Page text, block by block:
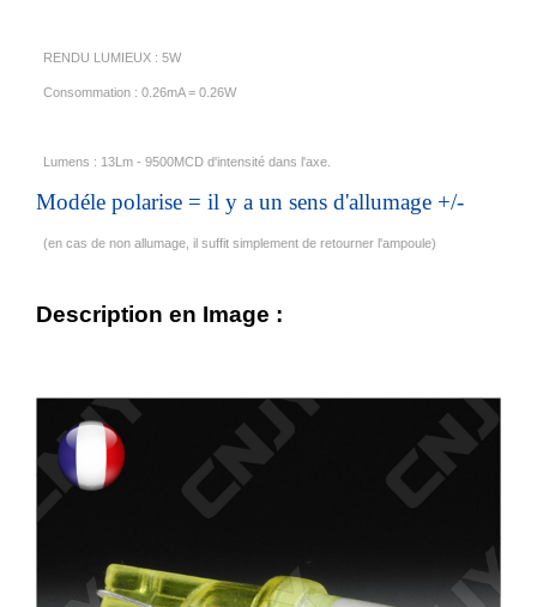
RENDU LUMIEUX : 5W
Consommation : 0.26mA = 0.26W
Lumens : 13Lm - 9500MCD d'intensité dans l'axe.
Modéle polarise = il y a un sens d'allumage +/-
(en cas de non allumage, il suffit simplement de retourner l'ampoule)
Description en Image :